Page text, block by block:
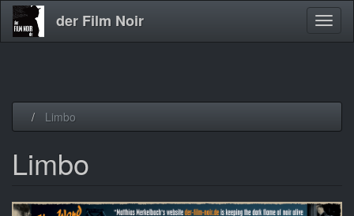
der Film Noir
Limbo
Limbo